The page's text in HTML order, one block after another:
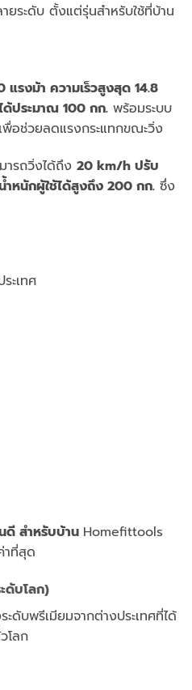
ระดับ ตั้งแต่รุ่นสำหรับใช้ที่บ้าน
แรงม้า ความเร็วสูงสุด 14.8
ประมาณ 100 กก. พร้อมระบบ
พื่อช่วยลดแรงกระแทกขณะวิ่ง
ารถวิ่งได้ถึง 20 km/h ปรับ
หนักผู้ใช้ได้สูงถึง 200 กก. ซึ่ง
ะเทศ
ดี สำหรับบ้าน Homefittools
าที่สุด
ดับโลก)
ดับพรีเมียมจากต่างประเทศที่ได้
โลก